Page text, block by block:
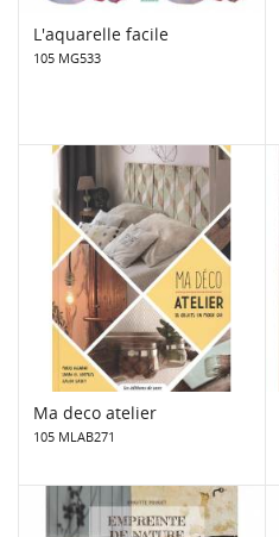
L'aquarelle facile
105 MG533
Ma deco atelier
105 MLAB271